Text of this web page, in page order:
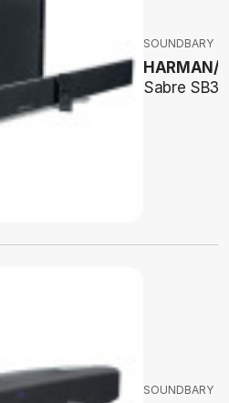
SOUNDBARY
HARMAN/
Sabre SB35
SOUNDBARY